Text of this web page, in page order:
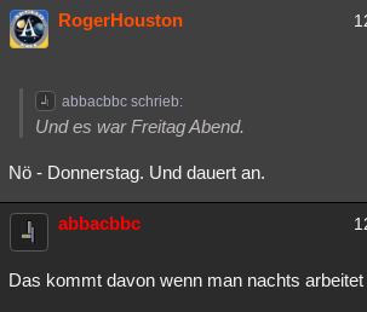
RogerHouston
abbacbbc schrieb:
Und es war Freitag Abend.
Nö - Donnerstag. Und dauert an.
abbacbbc
Das kommt davon wenn man nachts arbeitet